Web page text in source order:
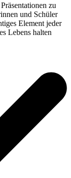
zu
und Schüler
Element jeder
Lebens halten